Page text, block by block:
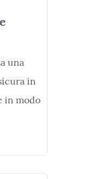
una
in
in modo